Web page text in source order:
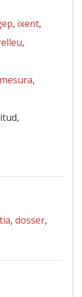
, ixent,
,
mesura,
, dosser,